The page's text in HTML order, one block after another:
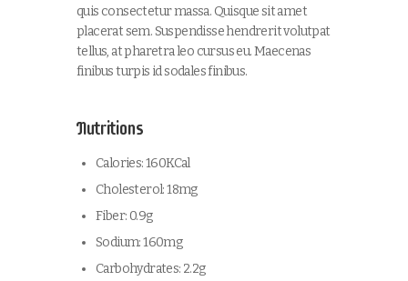
quis consectetur massa. Quisque sit amet
placerat sem. Suspendisse hendrerit volutpat
tellus, at pharetra leo cursus eu. Maecenas
finibus turpis id sodales finibus.
Nutritions
Calories: 160KCal
Cholesterol: 18mg
Fiber: 0.9g
Sodium: 160mg
Carbohydrates: 2.2g